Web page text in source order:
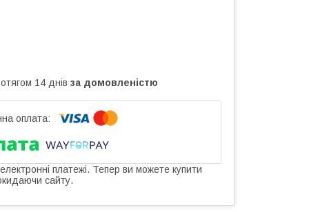
14 днів за домовленістю
платежі. Тепер ви можете купити
сайту.